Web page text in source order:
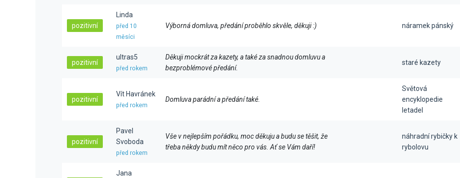
pozitivní
Linda
před 10
měsíci
Výborná domluva, předání proběhlo skvěle, děkuji :) náramek pánský
pozitivní
ultras5
před rokem
Děkuji mockrát za kazety, a také za snadnou domluvu a
bezproblémové předání.
staré kazety
pozitivní
Vít Havránek
před rokem
Domluva parádní a předání také.
Světová
encyklopedie
letadel
pozitivní
Pavel
Svoboda
před rokem
Vše v nejlepším pořádku, moc děkuju a budu se těšit, že
třeba někdy budu mít něco pro vás. Ať se Vám daří!
náhradní rybičky k
rybolovu
Jana